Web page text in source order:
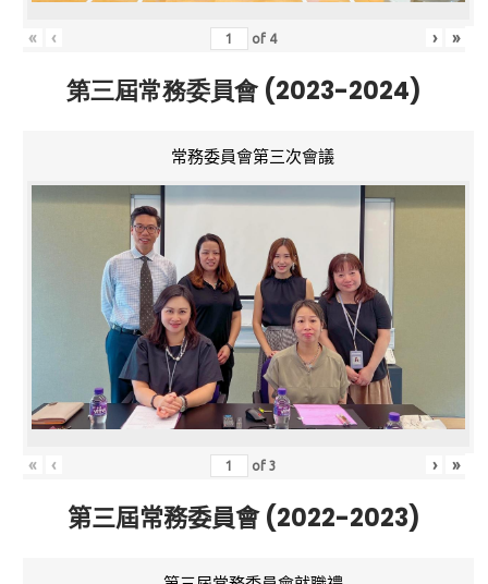
« ‹ of 4 › »
第三屆常務委員會 (2023-2024)
常務委員會第三次會議
« ‹ of3 › »
第三屆常務委員會 (2022-2023)